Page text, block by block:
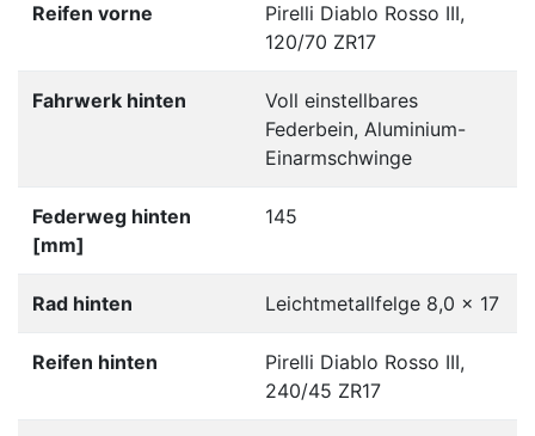
Reifen vorne
Pirelli Diablo Rosso III,
120/70 ZR17
Fahrwerk hinten
Voll einstellbares
Federbein, Aluminium-
Einarmschwinge
Federweg hinten
[mm]
145
Rad hinten Leichtmetallfelge 8,0 x 17
Reifen hinten
Pirelli Diablo Rosso III,
240/45 ZR17